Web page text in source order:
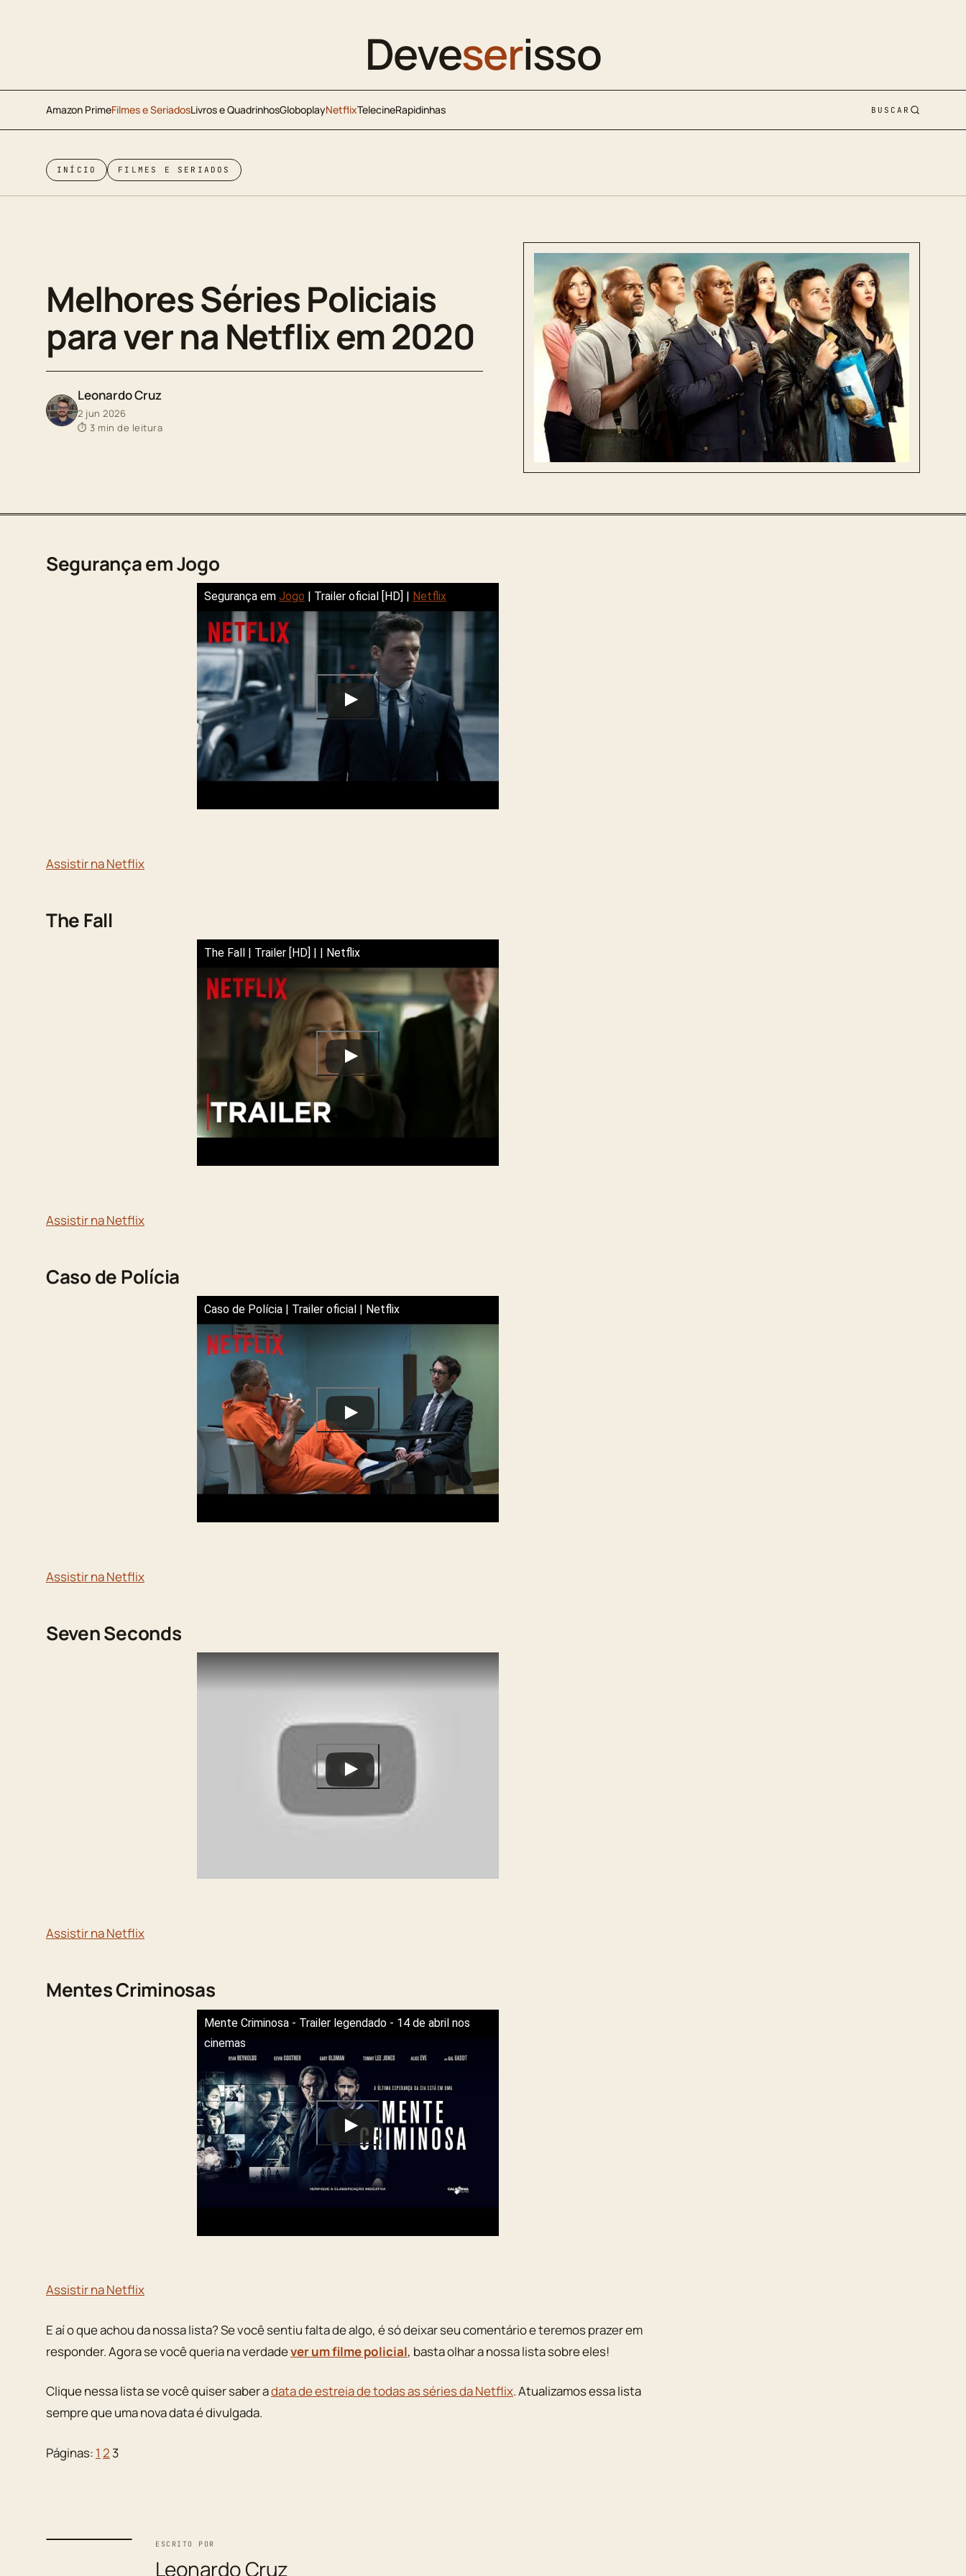
Deveserisso
Amazon PrimeFilmes e SeriadosLivros e QuadrinhosGloboplayNetflixTelecineRapidinhas BUSCAR
INÍCIO FILMES E SERIADOS
Melhores Séries Policiais
para ver na Netflix em 2020
Leonardo Cruz
2 jun 2026
⏱ 3 min de leitura
Segurança em Jogo
Segurança em Jogo | Trailer oficial [HD] | Netflix
Assistir na Netflix
The Fall
The Fall | Trailer [HD] | | Netflix
Assistir na Netflix
Caso de Polícia
Caso de Polícia | Trailer oficial | Netflix
Assistir na Netflix
Seven Seconds
Assistir na Netflix
Mentes Criminosas
Mente Criminosa - Trailer legendado - 14 de abril nos
cinemas
Assistir na Netflix
E aí o que achou da nossa lista? Se você sentiu falta de algo, é só deixar seu comentário e teremos prazer em
responder. Agora se você queria na verdadever um filme policial, basta olhar a nossa lista sobre eles!
Clique nessa lista se você quiser saber adata de estreia de todas as séries da Netflix. Atualizamos essa lista
sempre que uma nova data é divulgada.
Páginas: 1 23
ESCRITO POR
Leonardo Cruz